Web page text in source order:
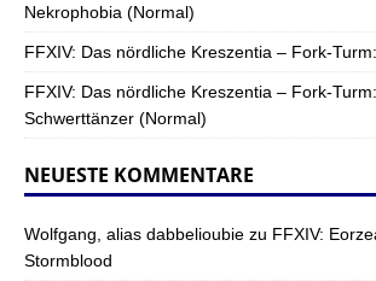
Nekrophobia (Normal)
FFXIV: Das nördliche Kreszentia – Fork-
FFXIV: Das nördliche Kreszentia – Fork-
Schwerttänzer (Normal)
NEUESTE KOMMENTARE
Wolfgang, alias dabbelioubie zu FFXIV:
Stormblood